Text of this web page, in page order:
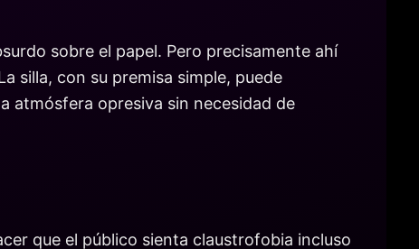
sobre el papel. Pero precisamente ahí
silla, con su premisa simple, puede
atmósfera opresiva sin necesidad de
que el público sienta claustrofobia incluso